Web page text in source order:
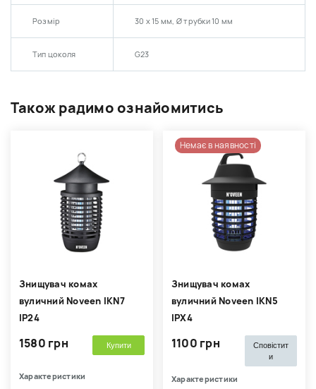
Розмір 30 х 15 мм, Ø трубки 10 мм
Тип цоколя G23
Також радимо ознайомитись
Знищувач комах
вуличний Noveen IKN7
IP24
1580 грн Купити
Характеристики
Немає в наявності
Знищувач комах
вуличний Noveen IKN5
IPX4
1100 грн
Сповістит
и
Характеристики